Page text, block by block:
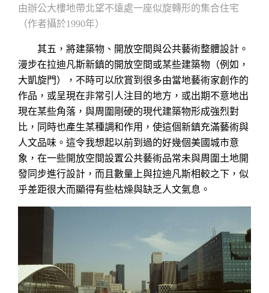
由辦公大樓地帶北望不遠處一座似旋轉形的集合住宅
（作者攝於1990年）
其五，將建築物、開放空間與公共藝術整體設計。
漫步在拉迪凡斯新鎮的開放空間或某些建築物（例如，
大凱旋門），不時可以欣賞到很多由當地藝術家創作的
作品，或呈現在非常引人注目的地方，或出期不意地出
現在某些角落，與周圍剛硬的現代建築物形成強烈對
比，同時也產生某種調和作用，使這個新鎮充滿藝術與
人文品味。這令我想起以前到過的好幾個美國城市意
象，在一些開放空間設置公共藝術品常未與周圍土地開
發同步進行設計，而且數量上與拉迪凡斯相較之下，似
乎差距很大而顯得有些枯燥與缺乏人文氣息。